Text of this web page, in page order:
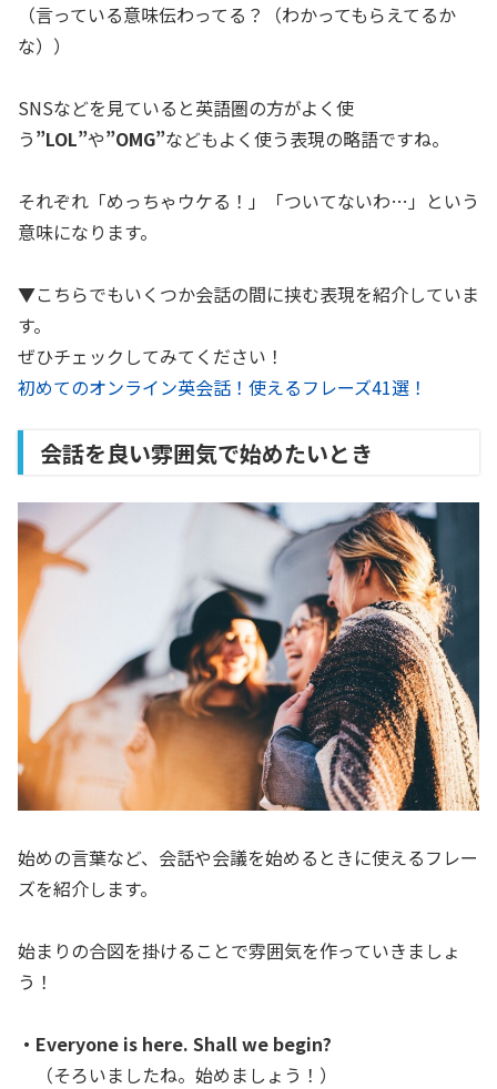
（言っている意味伝わってる？（わかってもらえてるか
な））
SNSなどを見ていると英語圏の方がよく使
う”LOL”や”OMG”などもよく使う表現の略語ですね。
それぞれ「めっちゃウケる！」「ついてないわ…」という
意味になります。
▼こちらでもいくつか会話の間に挟む表現を紹介していま
す。
ぜひチェックしてみてください！
初めてのオンライン英会話！使えるフレーズ41選！
会話を良い雰囲気で始めたいとき
始めの言葉など、会話や会議を始めるときに使えるフレー
ズを紹介します。
始まりの合図を掛けることで雰囲気を作っていきましょ
う！
・Everyone is here. Shall we begin?
（そろいましたね。始めましょう！）